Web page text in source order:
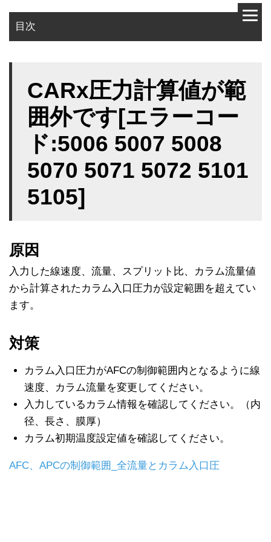
目次
対策
CARx圧力計算値が範
囲外です[エラーコー
ド:5006 5007 5008
5070 5071 5072 5101
5105]
原因
入力した線速度、流量、スプリット比、カラム流量値
から計算されたカラム入口圧力が設定範囲を超えてい
ます。
対策
カラム入口圧力がAFCの制御範囲内となるように線
速度、カラム流量を変更してください。
入力しているカラム情報を確認してください。（内
径、長さ、膜厚）
カラム初期温度設定値を確認してください。
AFC、APCの制御範囲_全流量とカラム入口圧